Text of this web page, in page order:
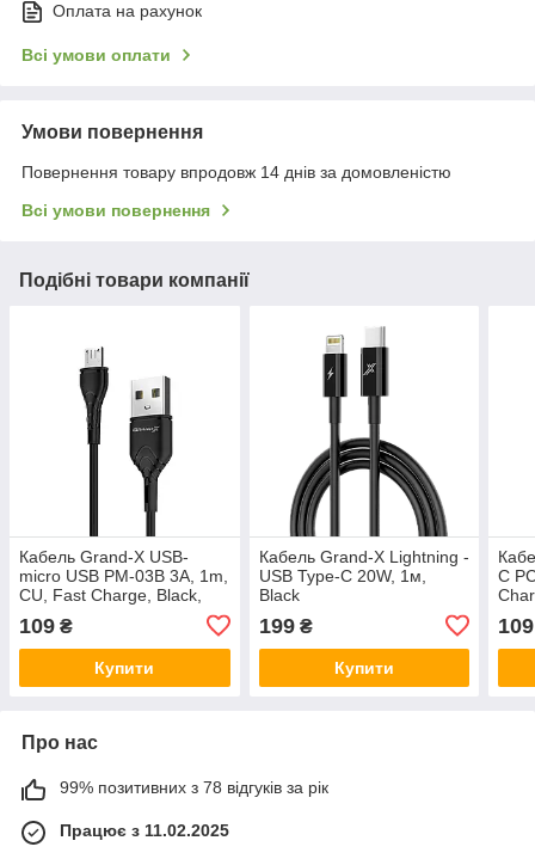
Оплата на рахунок
Всі умови оплати
Умови повернення
Повернення товару впродовж 14 днів за домовленістю
Всі умови повернення
Подібні товари компанії
Кабель Grand-X USB-
micro USB PM-03B 3A, 1m,
CU, Fast Сharge, Black,
109 ₴
Купити
Кабель Grand-X Lightning -
USB Type-C 20W, 1м,
Black
199₴
Купити
C
109
Про нас
99% позитивних з 78 відгуків за рік
Працює з 11.02.2025